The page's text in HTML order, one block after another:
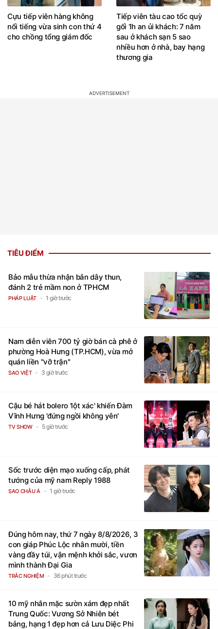
Cựu tiếp viên hàng không
nổi tiếng vừa sinh con thứ 4
cho chồng tổng giám đốc
Tiếp viên tàu cao tốc quỳ
gối 1h an ủi khách: 7 năm
sau ở khách sạn 5 sao
nhiều hơn ở nhà, bay hạng
thương gia
TIÊU ĐIỂM
Bảo mẫu thừa nhận bắn dây thun,
đánh 2 trẻ mầm non ở TPHCM
PHÁP LUẬT 1 giờ trước
Nam diễn viên 700 tỷ giờ bán cà phê ở
phường Hoà Hưng (TP.HCM), vừa mở
quán liền "vỡ trận"
SAO VIỆT 3 giờ trước
Cậu bé hát bolero 'lột xác' khiến Đàm
Vĩnh Hưng 'đứng ngồi không yên'
TV SHOW 5 giờ trước
Sốc trước diện mạo xuống cấp, phát
tướng của mỹ nam Reply 1988
SAO CHÂU Á 1 giờ trước
Đúng hôm nay, thứ 7 ngày 8/8/2026, 3
con giáp Phúc Lộc nhân mười, tiền
vàng đầy túi, vận mệnh khởi sắc, vươn
mình thành Đại Gia
TRẮC NGHIỆM 36 phút trước
10 mỹ nhân mặc sườn xám đẹp nhất
Trung Quốc: Vương Sở Nhiên bét
bảng, hạng 1 đẹp hơn cả Lưu Diệc Phi